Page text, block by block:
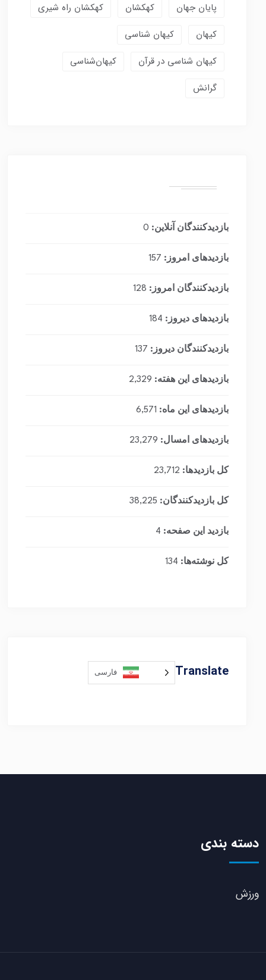
پایان جهان
کهکشان
کهکشان راه شیری
کیهان
کیهان شناسی
کیهان شناسی در قرآن
کیهان‌شناسی
گرانش
بازدیدکنندگان آنلاین: 0
بازدیدهای امروز: 157
بازدیدکنندگان امروز: 128
بازدیدهای دیروز: 184
بازدیدکنندگان دیروز: 137
بازدیدهای این هفته: 2,329
بازدیدهای این ماه: 6,571
بازدیدهای امسال: 23,279
کل بازدیدها: 23,712
کل بازدیدکنند‌گان: 38,225
بازدید این صفحه: 4
کل نوشته‌ها: 134
Translate فارسی
دسته بندی
ورزش